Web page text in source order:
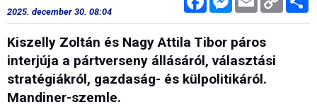
Link
2025. december 30. 08:04
Kiszelly Zoltán és Nagy Attila Tibor páros
interjúja a pártverseny állásáról, választási
stratégiákról, gazdaság- és külpolitikáról.
Mandiner-szemle.